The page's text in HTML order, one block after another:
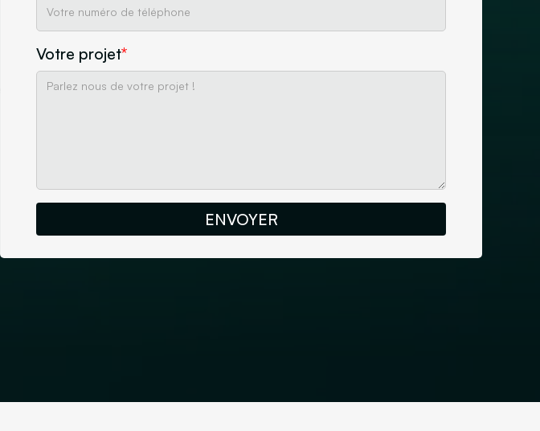
Votre projet*